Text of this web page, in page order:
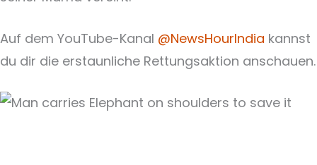
Auf dem YouTube-Kanal @NewsHourIndia kannst
du dir die erstaunliche Rettungsaktion anschauen.